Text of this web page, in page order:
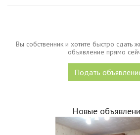
Вы собственник и хотите быстро сдать
объявление прямо
Подать
Новые